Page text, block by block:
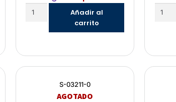
Añadir al
carrito
S-03211-0
AGOTADO